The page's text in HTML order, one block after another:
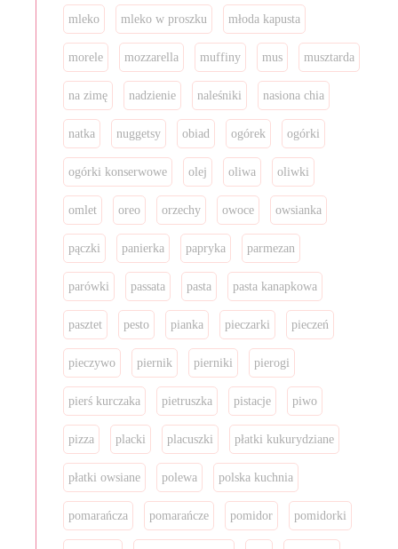
mleko mleko w proszku młoda kapusta
morele mozzarella muffiny mus musztarda
na zimę nadzienie naleśniki nasiona chia
natka nuggetsy obiad ogórek ogórki
ogórki konserwowe olej oliwa oliwki
omlet oreo orzechy owoce owsianka
pączki panierka papryka parmezan
parówki passata pasta pasta kanapkowa
pasztet pesto pianka pieczarki pieczeń
pieczywo piernik pierniki pierogi
pierś kurczaka pietruszka pistacje piwo
pizza placki placuszki płatki kukurydziane
płatki owsiane polewa polska kuchnia
pomarańcza pomarańcze pomidor pomidorki